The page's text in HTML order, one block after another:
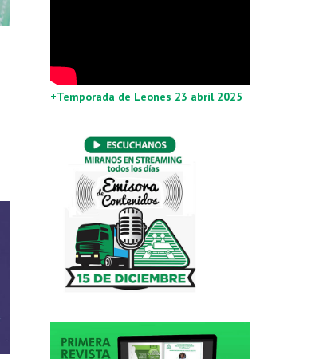
+Temporada de Leones 23 abril 2025